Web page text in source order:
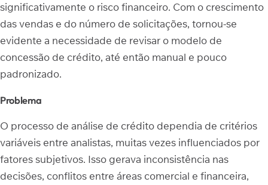
significativamente o risco financeiro. Com o crescimento
das vendas e do número de solicitações, tornou-se
evidente a necessidade de revisar o modelo de
concessão de crédito, até então manual e pouco
padronizado.
Problema
O processo de análise de crédito dependia de critérios
variáveis entre analistas, muitas vezes influenciados por
fatores subjetivos. Isso gerava inconsistência nas
decisões, conflitos entre áreas comercial e financeira,